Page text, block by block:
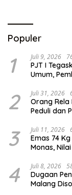
Populer
1 Juli 9, 2026
PJT I
Umum,
2 Juli 31, 2026
Orang Rela
Peduli dan
3 Juli 11, 2026
Emas 74
Monas,
4 Juli 8, 2026
Dugaan
Malang